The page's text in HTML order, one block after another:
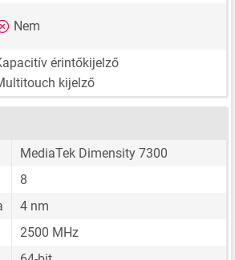
Nem
érintőkijelző
kijelző
MediaTek Dimensity 7300
8
4 nm
2500 MHz